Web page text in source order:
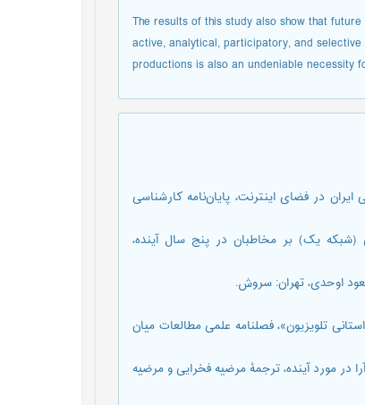
The results of this study also show that
active, analytical, participatory, and
productions is also an undeniable necessity
اسلامی ایران در فضای اینترنت، پایان‌نامه کارشناسی
ملی (شبکه یک) بر مخاطبان در پنج سال آینده،
برنامه¬های غیرداستانی تلویزیون»، فصلنامه علمی مطالعات میان
برای تضارب آرا در مورد آینده، ترجمۀ مرضیه فخرایی و مرضیه